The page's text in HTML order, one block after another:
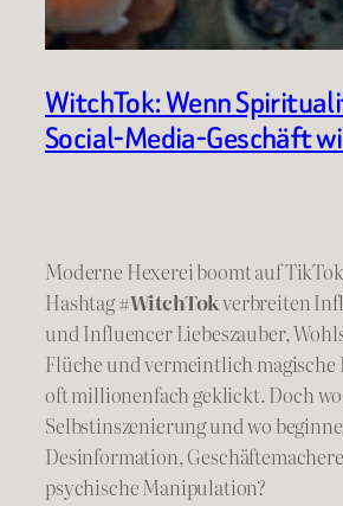
WitchTok: Wenn
Social-Media-Geschäft
Moderne Hexerei boomt auf
Hashtag#WitchTokverbreiten
und Influencer Liebeszauber,
Flüche und vermeintlich
oft millionenfach geklickt. Doch
Selbstinszenierung und wo
Desinformation,
psychische Manipulation?